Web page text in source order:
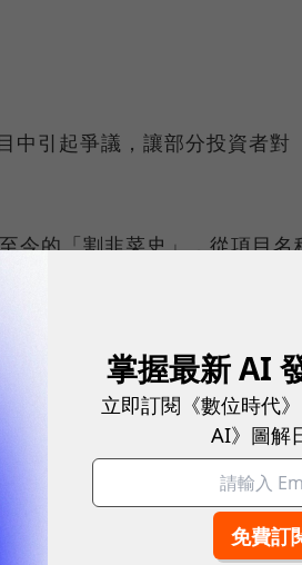
中引起爭議，讓部分投資者對
今的「割韭菜史」，從項目名
。
島金融（Formosa Finance）
Lin（幣安天使投資人
創立的項目，主打為區塊鏈
資人損失慘重。
掌握最新 AI
立即訂閱《數位時代
AI》圖解